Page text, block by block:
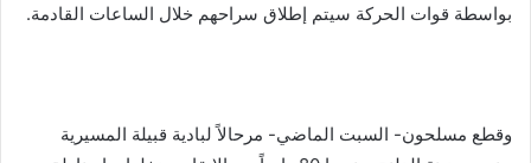
بواسطة قوات الحركة سيتم إطلاق سراحهم خلال الساعات القادمة.
وقطع مسلحون- السبت الماضي- مرحالاً لبادية قبيلة المسيرية